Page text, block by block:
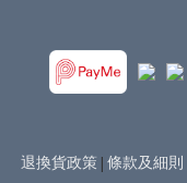
退換貨政策 | 條款及細則